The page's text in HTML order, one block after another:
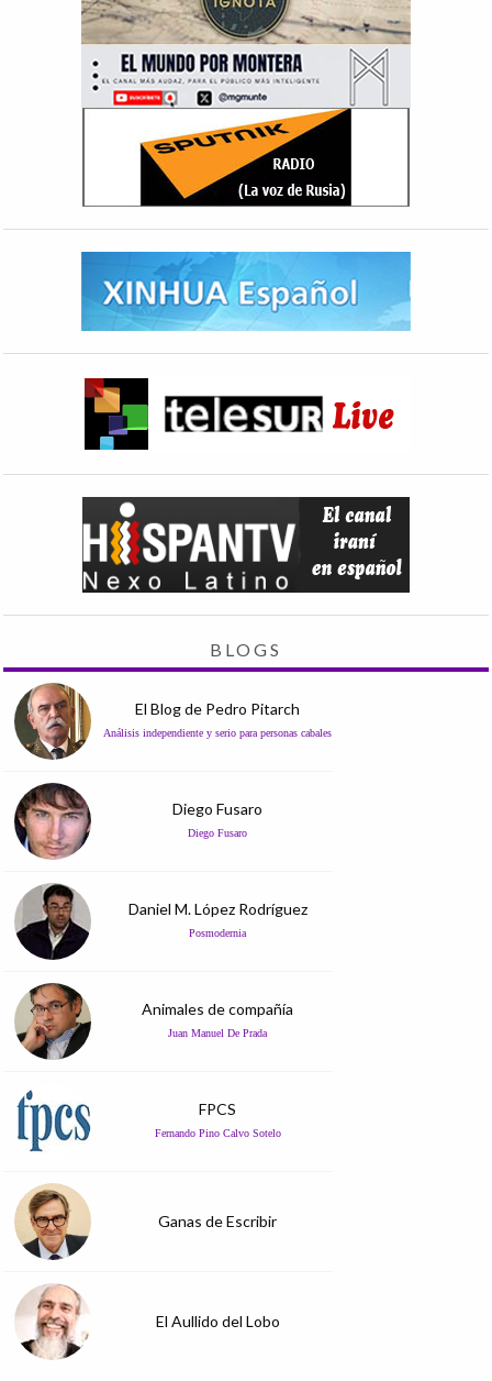
BLOGS
El Blog de Pedro Pitarch
Análisis independiente y serio para personas cabales
Diego Fusaro
Diego Fusaro
Daniel M. López Rodríguez
Posmodernia
Animales de compañía
Juan Manuel De Prada
FPCS
Fernando Pino Calvo Sotelo
Ganas de Escribir
El Aullido del Lobo